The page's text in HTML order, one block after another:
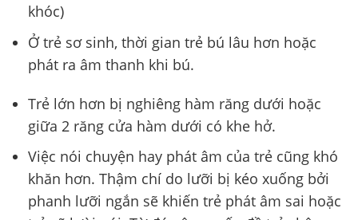
khóc)
Ở trẻ sơ sinh, thời gian trẻ bú lâu hơn hoặc
phát ra âm thanh khi bú.
Trẻ lớn hơn bị nghiêng hàm răng dưới hoặc
giữa 2 răng cửa hàm dưới có khe hở.
Việc nói chuyện hay phát âm của trẻ cũng khó
khăn hơn. Thậm chí do lưỡi bị kéo xuống bởi
phanh lưỡi ngắn sẽ khiến trẻ phát âm sai hoặc